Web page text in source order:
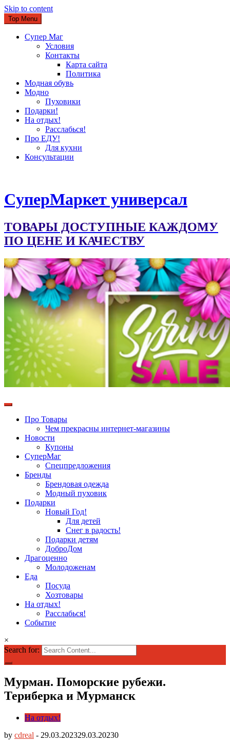
Skip to content
Top Menu
Супер Маг
Условия
Контакты
Карта сайта
Политика
Модная обувь
Модно
Пуховики
Подарки!
На отдых!
Расслабься!
Про ЕДУ!
Для кухни
Консультации
CуперМаркет универсал
ТОВАРЫ ДОСТУПНЫЕ КАЖДОМУ
ПО ЦЕНЕ И КАЧЕСТВУ
Про Товары
Чем прекрасны интернет-магазины
Новости
Купоны
СуперМаг
Спецпредложения
Бренды
Брендовая одежда
Модный пуховик
Подарки
Новый Год!
Для детей
Снег в радость!
Подарки детям
ДоброДом
Драгоценно
Молодоженам
Еда
Посуда
Хозтовары
На отдых!
Расслабься!
Событие
×
Search for:
Мурман. Поморские рубежи.
Териберка и Мурманск
На отдых!
by cdreal - 29.03.202329.03.20230